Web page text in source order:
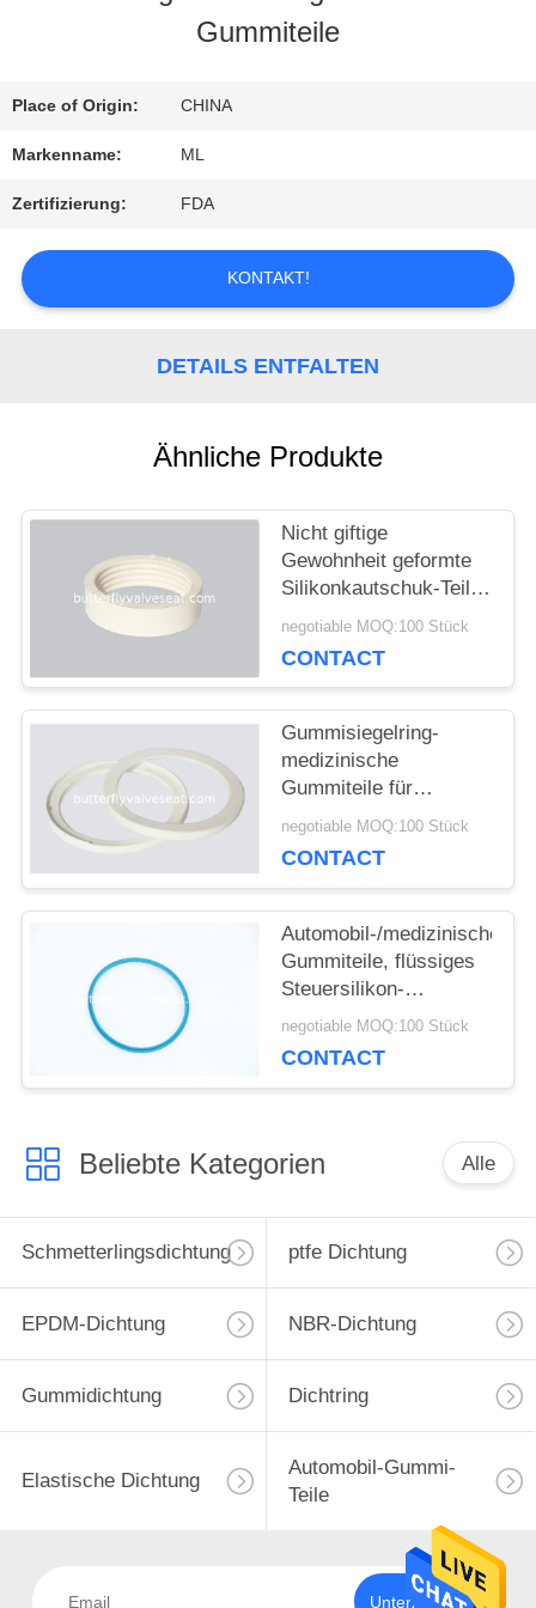
AUSFLUG
TRETEN
VERBINDUNG
FORDERN
SIE
EIN
ZITAT
POLICY
Gummiteile
Place of Origin: CHINA
Markenname: ML
Zertifizierung: FDA
KONTAKT!
DETAILS ENTFALTEN
Ähnliche Produkte
Nicht giftige
Gewohnheit geformte
Silikonkautschuk-Teile
für medizinisches und
negotiable MOQ:100 Stück
CONTACT
Gummisiegelring-
medizinische
Gummiteile für
medizinische
fertigten Farbe
negotiable MOQ:100 Stück
CONTACT
Automobil-/medizinische
Gummiteile, flüssiges
Steuersilikon-
medizinische Geräte
negotiable MOQ:100 Stück
CONTACT
Beliebte Kategorien Alle
Schmetterlingsdichtung ptfe Dichtung
EPDM-Dichtung NBR-Dichtung
Gummidichtung Dichtring
Elastische Dichtung
Automobil-Gummi-
Teile
Unterzeichnen